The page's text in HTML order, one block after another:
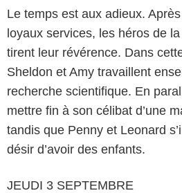
Le temps est aux adieux.
loyaux services, les héros de
tirent leur révérence. Dans
Sheldon et Amy travaillent
recherche scientifique. En
mettre fin à son célibat d’une
tandis que Penny et Leonard
désir d’avoir des enfants.
JEUDI 3 SEPTEMBRE